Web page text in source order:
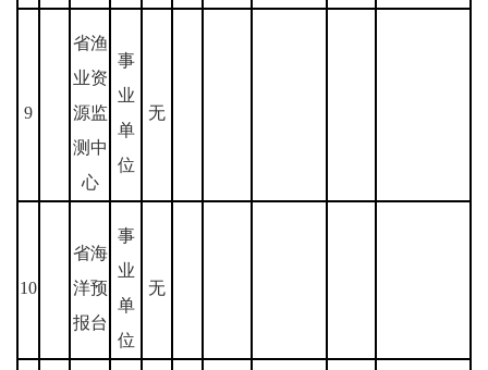
9
省渔
业资
源监
测中
心
事
业
单
位
无
10
省海
洋预
报台
事
业
单
位
无